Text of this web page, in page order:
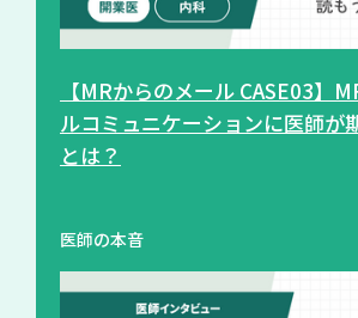
【MRからのメール CASE03】
ルコミュニケーションに医師が
とは？
医師の本音